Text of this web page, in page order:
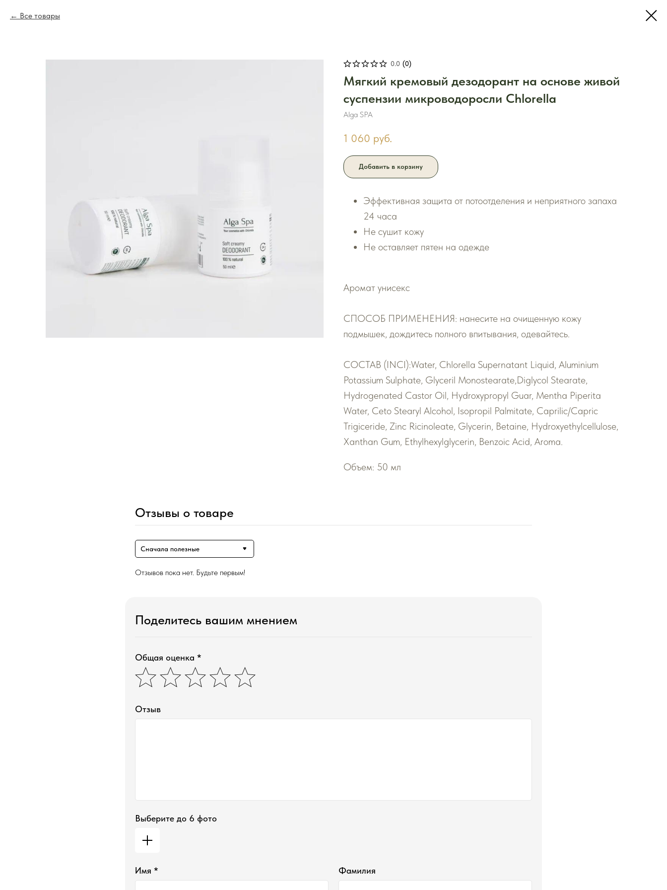
Все товары
0.0 (0)
Мягкий кремовый дезодорант на основе живой
суспензии микроводоросли Chlorella
Alga SPA
1 060 руб.
Добавить в корзину
Эффективная защита от потоотделения и неприятного запаха
24 часа
Не сушит кожу
Не оставляет пятен на одежде
Аромат унисекс
СПОСОБ ПРИМЕНЕНИЯ: нанесите на очищенную кожу
подмышек, дождитесь полного впитывания, одевайтесь.
СОСТАВ (INCI):Water, Chlorella Supernatant Liquid, Aluminium
Potassium Sulphate, Glyceril Monostearate,Diglycol Stearate,
Hydrogenated Castor Oil, Hydroxypropyl Guar, Mentha Piperita
Water, Ceto Stearyl Alcohol, Isopropil Palmitate, Caprilic/Capric
Trigiceride, Zinc Ricinoleate, Glycerin, Betaine, Hydroxyethylcellulose,
Xanthan Gum, Ethylhexylglycerin, Benzoic Acid, Aroma.
Объем: 50 мл
Отзывы о товаре
Сначала полезные
Отзывов пока нет. Будьте первым!
Поделитесь вашим мнением
Общая оценка *
Отзыв
Выберите до 6 фото
Имя * Фамилия